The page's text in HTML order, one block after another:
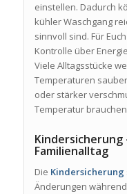
einstellen. Dadurch
kühler Waschgang
sinnvoll sind. Für
Kontrolle über
Viele Alltagsstücke
Temperaturen
oder stärker
Temperatur
Kindersicherung
Familienalltag
Die Kindersicherung
Änderungen